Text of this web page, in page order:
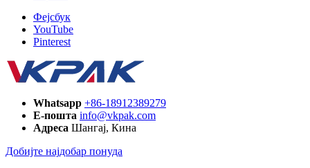
Фејсбук
YouTube
Pinterest
Whatsapp +86-18912389279
Е-пошта info@vkpak.com
Адреса Шангај, Кина
Добијте најдобар понуда